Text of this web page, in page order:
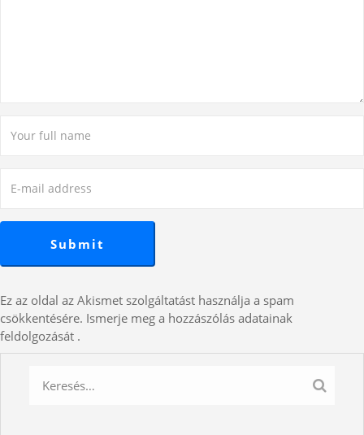
Ez az oldal az Akismet szolgáltatást használja a spam
csökkentésére. Ismerje meg a hozzászólás adatainak
feldolgozását .